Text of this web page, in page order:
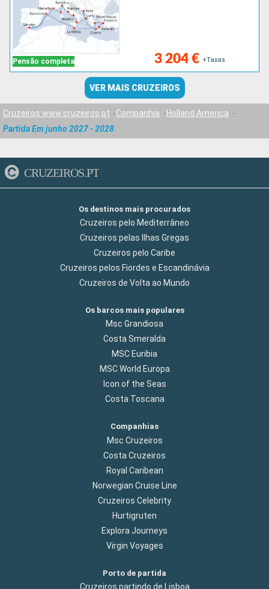
Pensão completa 3 204 € +Taxas
VER MAIS CRUZEIROS
Cruzeiros www.cruzeiros.pt Companhia
Holland America
Partida Em junho 2027 - 2028
CRUZEIROS.PT
Os destinos mais procurados
Cruzeiros pelo Mediterrâneo
Cruzeiros pelas Ilhas Gregas
Cruzeiros pelo Caribe
Cruzeiros pelos Fiordes e Escandinávia
Cruzeiros de Volta ao Mundo
Os barcos mais populares
Msc Grandiosa
Costa Smeralda
MSC Euribia
MSC World Europa
Icon of the Seas
Costa Toscana
Companhias
Msc Cruzeiros
Costa Cruzeiros
Royal Caribean
Norwegian Cruise Line
Cruzeiros Celebrity
Hurtigruten
Explora Journeys
Virgin Voyages
Porto de partida
Cruzeiros partindo de Lisboa